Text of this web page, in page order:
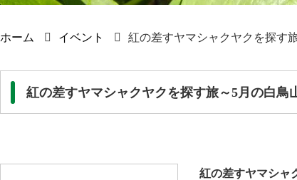
ホーム イベント 紅の差すヤマシャクヤクを探す
紅の差すヤマシャクヤクを探す旅～5月の白鳥
紅の差すヤマシャ